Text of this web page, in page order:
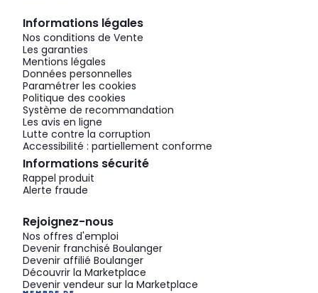
Informations légales
Nos conditions de Vente
Les garanties
Mentions légales
Données personnelles
Paramétrer les cookies
Politique des cookies
Système de recommandation
Les avis en ligne
Lutte contre la corruption
Accessibilité : partiellement conforme
Informations sécurité
Rappel produit
Alerte fraude
Rejoignez-nous
Nos offres d'emploi
Devenir franchisé Boulanger
Devenir affilié Boulanger
Découvrir la Marketplace
Devenir vendeur sur la Marketplace